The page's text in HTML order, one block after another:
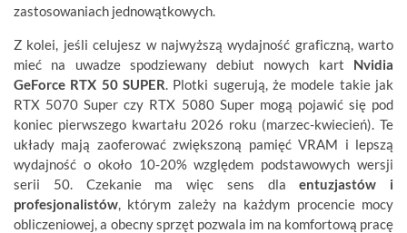
zastosowaniach jednowątkowych.
Z kolei, jeśli celujesz w najwyższą wydajność graficzną, warto
mieć na uwadze spodziewany debiut nowych kart Nvidia
GeForce RTX 50 SUPER. Plotki sugerują, że modele takie jak
RTX 5070 Super czy RTX 5080 Super mogą pojawić się pod
koniec pierwszego kwartału 2026 roku (marzec-kwiecień). Te
układy mają zaoferować zwiększoną pamięć VRAM i lepszą
wydajność o około 10-20% względem podstawowych wersji
serii 50. Czekanie ma więc sens dlaentuzjastów i
profesjonalistów, którym zależy na każdym procencie mocy
obliczeniowej, a obecny sprzęt pozwala im na komfortową pracę